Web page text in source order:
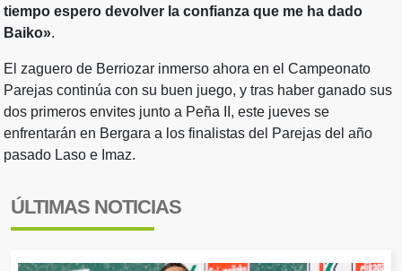
tiempo espero devolver la confianza que me ha dado
Baiko».
El zaguero de Berriozar inmerso ahora en el Campeonato
Parejas continúa con su buen juego, y tras haber ganado sus
dos primeros envites junto a Peña II, este jueves se
enfrentarán en Bergara a los finalistas del Parejas del año
pasado Laso e Imaz.
ÚLTIMAS NOTICIAS